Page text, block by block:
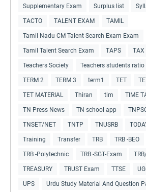
Supplementary Exam Surplus list
TACTO TALENT EXAM TAMIL
Tamil Nadu CM Talent Search Exam Exam
Tamil Talent Search Exam TAPS TAX
Teachers Society Teachers students ratio
TERM 2 TERM 3 term1 TET
TET MATERIAL Thiran tim TIME
TN Press News TN school app
TNSET/NET TNTP TNUSRB
Training Transfer TRB TRB -BEO
TRB -Polytechnic TRB -SGT-Exam
TREASURY TRUST Exam TTSE
UPS Urdu Study Material And Question